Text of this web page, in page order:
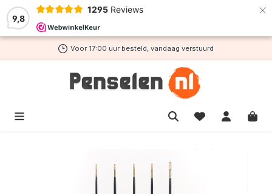
9,8
1295 Reviews ×
hoofdinhoud
Voor 17:00 uur besteld, vandaag verstuurd